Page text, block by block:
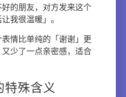
的朋友，对方发来这个
我很温暖」。
情比单纯的「谢谢」更
少了一点亲密感，适合
特殊含义